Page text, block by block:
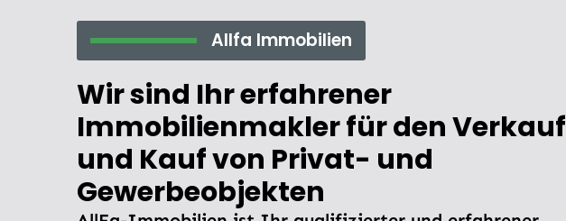
Allfa Immobilien
Wir sind Ihr erfahrener
Immobilienmakler für den Verkauf
und Kauf von Privat- und
Gewerbeobjekten